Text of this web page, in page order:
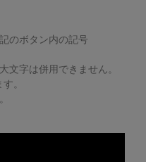
のボタン内の記号
文字は併用できません。
。